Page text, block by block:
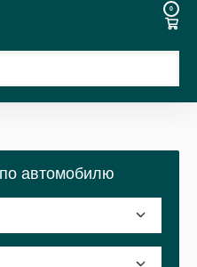
0
автомобилю